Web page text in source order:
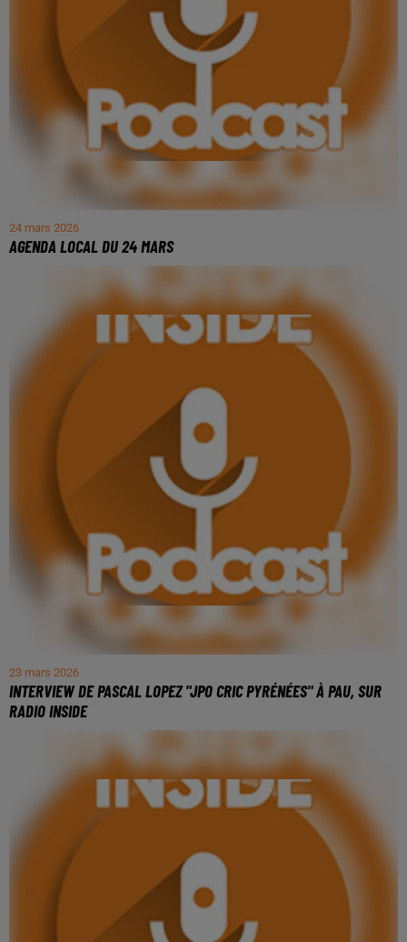
24 mars 2026
AGENDA LOCAL DU 24 MARS
23 mars 2026
INTERVIEW DE PASCAL LOPEZ "JPO CRIC PYRÉNÉES" À PAU, SUR
RADIO INSIDE